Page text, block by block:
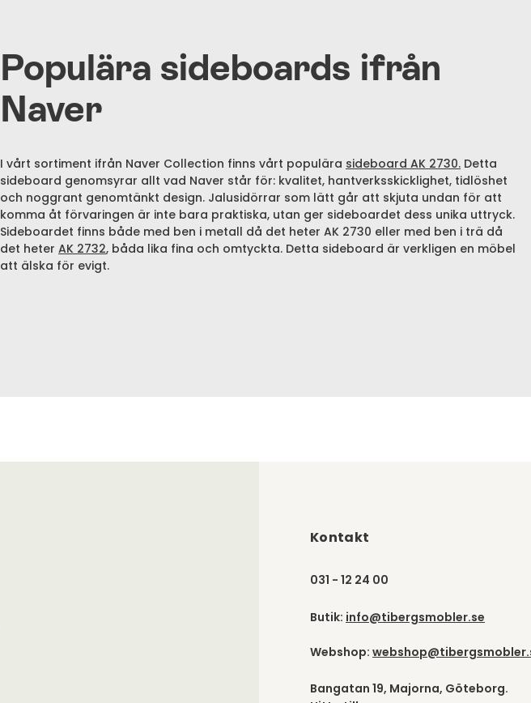
Populära sideboards ifrån
Naver
I vårt sortiment ifrån Naver Collection finns vårt populära sideboard AK 2730. Detta
sideboard genomsyrar allt vad Naver står för: kvalitet, hantverksskicklighet, tidlöshet
och noggrant genomtänkt design. Jalusidörrar som lätt går att skjuta undan för att
komma åt förvaringen är inte bara praktiska, utan ger sideboardet dess unika uttryck.
Sideboardet finns både med ben i metall då det heter AK 2730 eller med ben i trä då
det heter AK 2732, båda lika fina och omtyckta. Detta sideboard är verkligen en möbel
att älska för evigt.
Kontakt
031 - 12 24 00
Butik: info@tibergsmobler.se
Webshop:
Bangatan 19, Majorna, Göteborg.